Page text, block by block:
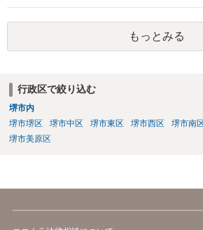
り、会社側は請求できない可能性が高そうで
もっとみる
行政区で絞り込む
堺市内
堺市堺区
堺市中区 堺市東区 堺市西区 堺市南
堺市美原区